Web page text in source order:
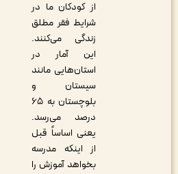
از کودکان ما در
شرایط فقر مطلق
زندگی می‌کنند.
این آمار در
استان‌هایی مانند
سیستان و
بلوچستان به ۶۵
درصد می‌رسد.
یعنی اساساً قبل
از اینکه مدرسه
بخواهد آموزش را